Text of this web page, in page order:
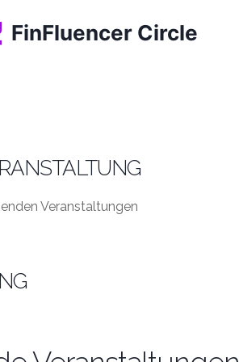
FinFluencer Circle
Veranstaltungen